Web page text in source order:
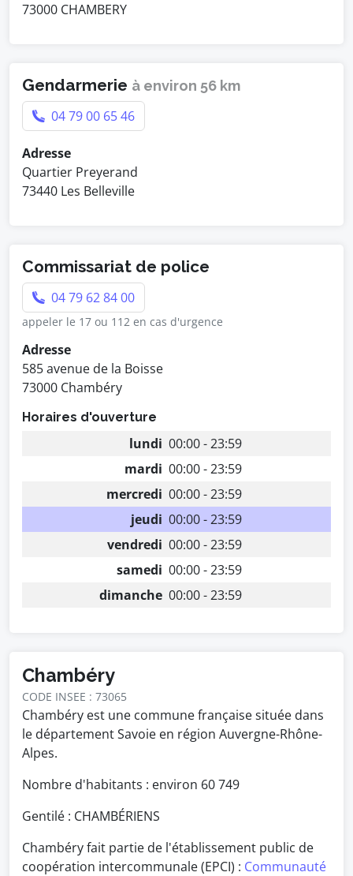
73000 CHAMBERY
Gendarmerie à environ 56 km
04 79 00 65 46
Adresse
Quartier Preyerand
73440 Les Belleville
Commissariat de police
04 79 62 84 00
appeler le 17 ou 112 en cas d'urgence
Adresse
585 avenue de la Boisse
73000 Chambéry
Horaires d'ouverture
lundi 00:00 - 23:59
mardi 00:00 - 23:59
mercredi 00:00 - 23:59
jeudi 00:00 - 23:59
vendredi 00:00 - 23:59
samedi 00:00 - 23:59
dimanche 00:00 - 23:59
Chambéry
CODE INSEE : 73065
Chambéry est une commune française située dans
le département Savoie en région Auvergne-Rhône-
Alpes.
Nombre d'habitants : environ 60 749
Gentilé : CHAMBÉRIENS
Chambéry fait partie de l'établissement public de
coopération intercommunale (EPCI) : Communauté